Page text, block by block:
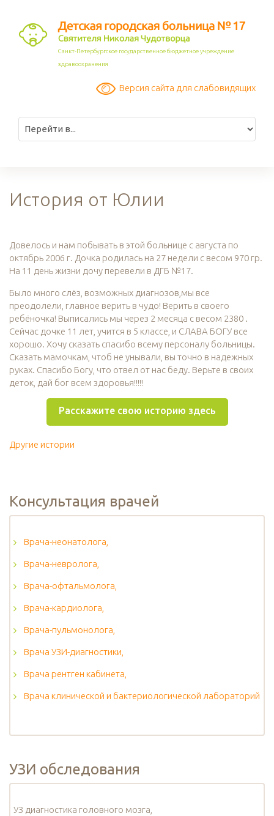
Санкт-Петербургское государственное бюджетное учреждение
здравоохранения
Версия сайта для слабовидящих
История от Юлии
Довелось и нам побывать в этой больнице с августа по
октябрь 2006 г. Дочка родилась на 27 недели с весом 970 гр.
На 11 день жизни дочу перевели в ДГБ №17.
Было много слёз, возможных диагнозов,мы все
преодолели, главное верить в чудо! Верить в своего
ребёночка! Выписались мы через 2 месяца с весом 2380 .
Сейчас дочке 11 лет, учится в 5 классе, и СЛАВА БОГУ все
хорошо. Хочу сказать спасибо всему персоналу больницы.
Сказать мамочкам, чтоб не унывали, вы точно в надежных
руках. Спасибо Богу, что отвел от нас беду. Верьте в своих
деток, дай бог всем здоровья!!!!!
Расскажите свою историю здесь
Другие истории
Консультация врачей
Врача-неонатолога,
Врача-невролога,
Врача-офтальмолога,
Врача-кардиолога,
Врача-пульмонолога,
Врача УЗИ-диагностики,
Врача рентген кабинета,
Врача клинической и бактериологической лабораторий
УЗИ обследования
УЗ диагностика головного мозга,